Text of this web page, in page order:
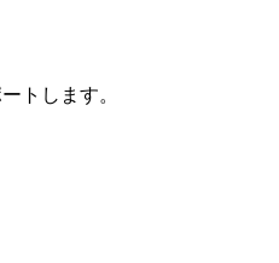
トします。